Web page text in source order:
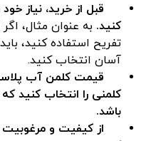
قبل از خرید، نیاز
کنید. به عنوان مثال،
تفریح استفاده کنید،
آسان انتخاب کنید.
قیمت کلمن آب
کلمنی را انتخاب کنید
باشد.
از کیفیت و